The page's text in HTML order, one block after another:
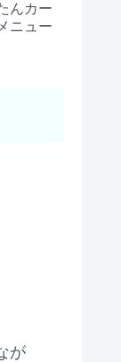
んカー
ニュー
が